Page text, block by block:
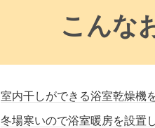
こんな
室内干しができる浴室乾燥機
冬場寒いので浴室暖房を設置